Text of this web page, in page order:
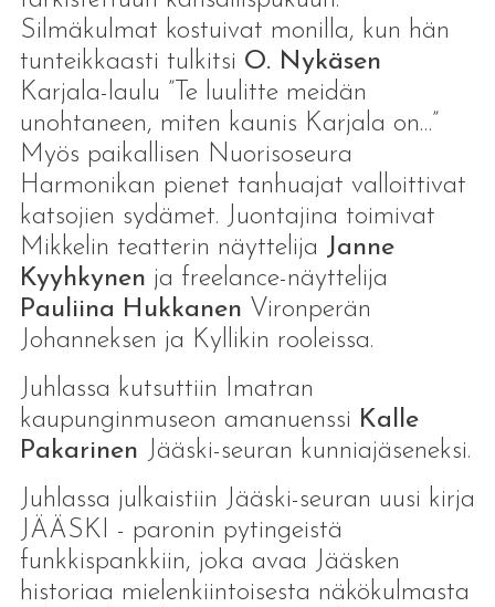
Silmäkulmat kostuivat monilla, kun hän
tunteikkaasti tulkitsi O. Nykäsen
Karjala-laulu ”Te luulitte meidän
unohtaneen, miten kaunis Karjala on…”
Myös paikallisen Nuorisoseura
Harmonikan pienet tanhuajat valloittivat
katsojien sydämet. Juontajina toimivat
Mikkelin teatterin näyttelija Janne
Kyyhkynen ja freelance-näyttelija
Pauliina Hukkanen Vironperän
Johanneksen ja Kyllikin rooleissa.
Juhlassa kutsuttiin Imatran
kaupunginmuseon amanuenssi Kalle
Pakarinen Jääski-seuran kunniajäseneksi.
Juhlassa julkaistiin Jääski-seuran uusi kirja
JÄÄSKI - paronin pytingeistä
funkkispankkiin, joka avaa Jääsken
historiaa mielenkiintoisesta näkökulmasta